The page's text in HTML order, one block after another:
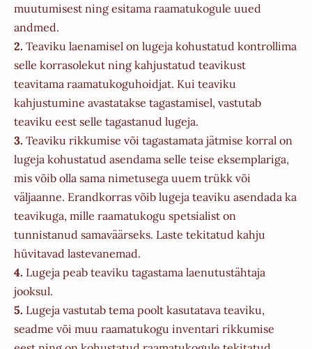
muutumisest ning esitama raamatukogule uued
andmed.
2. Teaviku laenamisel on lugeja kohustatud kontrollima
selle korrasolekut ning kahjustatud teavikust
teavitama raamatukoguhoidjat. Kui teaviku
kahjustumine avastatakse tagastamisel, vastutab
teaviku eest selle tagastanud lugeja.
3. Teaviku rikkumise või tagastamata jätmise korral on
lugeja kohustatud asendama selle teise eksemplariga,
mis võib olla sama nimetusega uuem trükk või
väljaanne. Erandkorras võib lugeja teaviku asendada ka
teavikuga, mille raamatukogu spetsialist on
tunnistanud samaväärseks. Laste tekitatud kahju
hüvitavad lastevanemad.
4. Lugeja peab teaviku tagastama laenutustähtaja
jooksul.
5. Lugeja vastutab tema poolt kasutatava teaviku,
seadme või muu raamatukogu inventari rikkumise